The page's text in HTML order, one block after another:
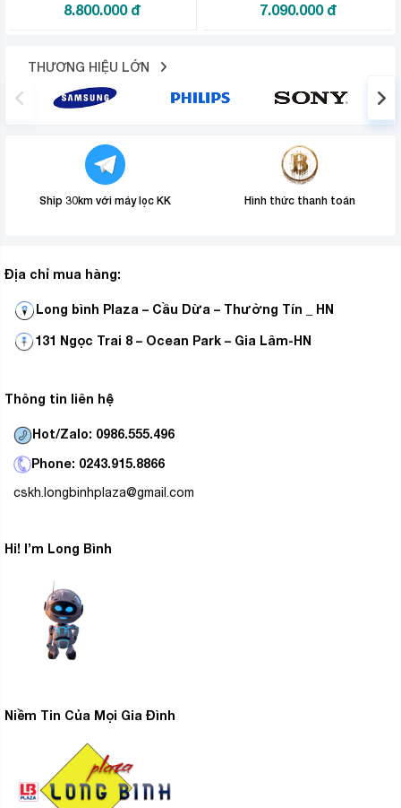
8.800.000 đ 7.090.000 đ
THƯƠNG HIỆU LỚN
Ship 30km với máy lọc KK Hình thức thanh toán
Địa chỉ mua hàng:
Long bình Plaza – Cầu Dừa – Thường Tín _ HN
131 Ngọc Trai 8 – Ocean Park – Gia Lâm-HN
Thông tin liên hệ
Hot/Zalo: 0986.555.496
Phone: 0243.915.8866
cskh.longbinhplaza@gmail.com
Hi! I’m Long Bình
Niềm Tin Của Mọi Gia Đình